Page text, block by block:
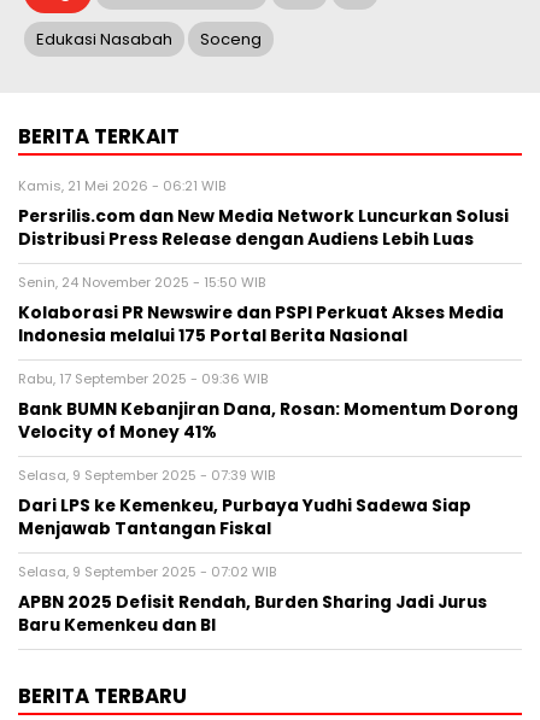
Edukasi Nasabah Soceng
BERITA TERKAIT
Kamis, 21 Mei 2026 - 06:21 WIB
Persrilis.com dan New Media Network Luncurkan Solusi
Distribusi Press Release dengan Audiens Lebih Luas
Senin, 24 November 2025 - 15:50 WIB
Kolaborasi PR Newswire dan PSPI Perkuat Akses Media
Indonesia melalui 175 Portal Berita Nasional
Rabu, 17 September 2025 - 09:36 WIB
Bank BUMN Kebanjiran Dana, Rosan: Momentum Dorong
Velocity of Money 41%
Selasa, 9 September 2025 - 07:39 WIB
Dari LPS ke Kemenkeu, Purbaya Yudhi Sadewa Siap
Menjawab Tantangan Fiskal
Selasa, 9 September 2025 - 07:02 WIB
APBN 2025 Defisit Rendah, Burden Sharing Jadi Jurus
Baru Kemenkeu dan BI
BERITA TERBARU